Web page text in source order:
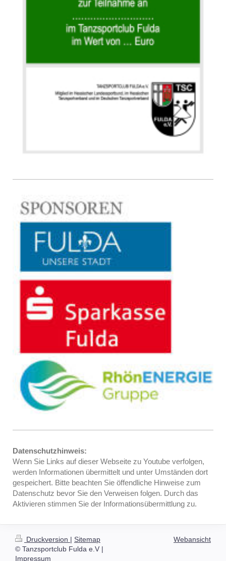
Datenschutzhinweis:
Wenn Sie Links auf dieser Webseite zu Youtube verfolgen,
werden Informationen übermittelt und unter Umständen dort
gespeichert. Bitte beachten Sie öffendliche Hinweise zum
Datenschutz bevor Sie den Verweisen folgen. Durch das
Aktivieren stimmen Sie der Informationsübermittlung zu.
Druckversion | Sitemap
© Tanzsportclub Fulda e.V |
Impressum
Webansicht